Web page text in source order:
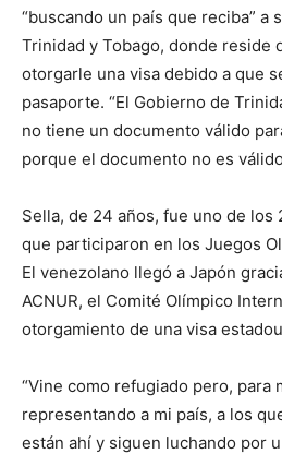
“buscando un país que reciba” a
Trinidad y Tobago, donde reside
otorgarle una visa debido a que
pasaporte. “El Gobierno de
no tiene un documento válido
porque el documento no es
Sella, de 24 años, fue uno de los
que participaron en los Juegos
El venezolano llegó a Japón
ACNUR, el Comité Olímpico
otorgamiento de una visa
“Vine como refugiado pero, para
representando a mi país, a los
están ahí y siguen luchando por